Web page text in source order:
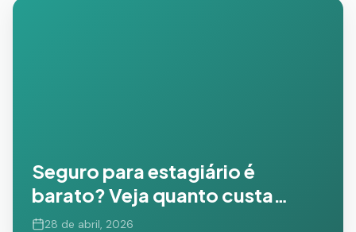
Seguro para estagiário é
barato? Veja quanto custa
proteger sua empresa e evitar
28 de abril, 2026